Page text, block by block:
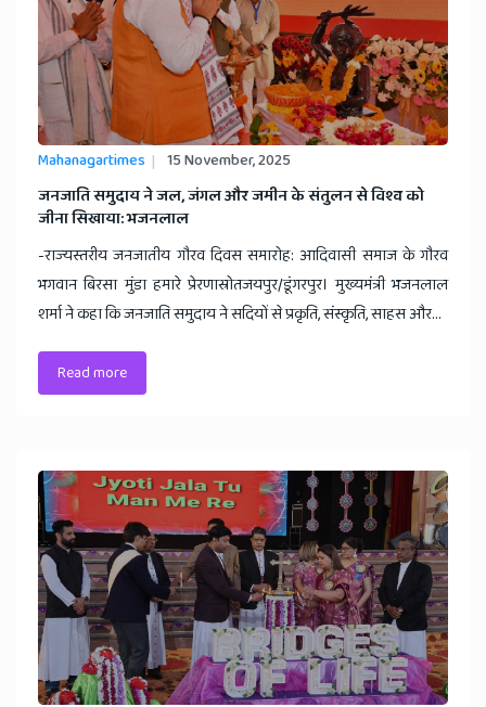
Mahanagartimes 15 November, 2025
​जनजाति समुदाय ने जल, जंगल और जमीन के संतुलन से विश्व को
जीना सिखाया: भजनलाल
-राज्यस्तरीय जनजातीय गौरव दिवस समारोह: आदिवासी समाज के गौरव
भगवान बिरसा मुंडा हमारे प्रेरणास्रोतजयपुर/डूंगरपुर। मुख्यमंत्री भजनलाल
शर्मा ने कहा कि जनजाति समुदाय ने सदियों से प्रकृति, संस्कृति, साहस और...
Read more